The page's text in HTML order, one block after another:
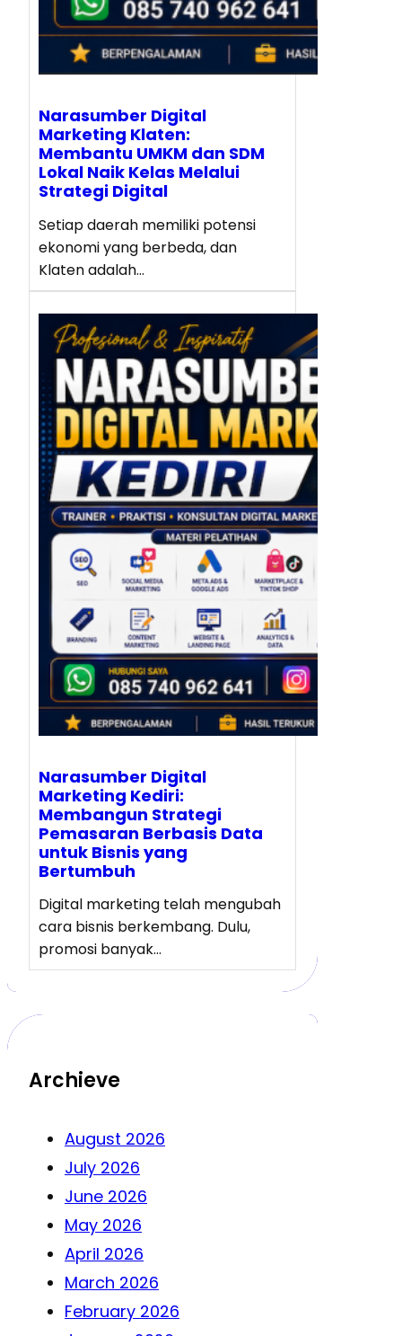
Narasumber Digital
Marketing Klaten:
Membantu UMKM dan SDM
Lokal Naik Kelas Melalui
Strategi Digital
Setiap daerah memiliki potensi
ekonomi yang berbeda, dan
Klaten adalah…
Narasumber Digital
Marketing Kediri:
Membangun Strategi
Pemasaran Berbasis Data
untuk Bisnis yang
Bertumbuh
Digital marketing telah mengubah
cara bisnis berkembang. Dulu,
promosi banyak…
Archieve
August 2026
July 2026
June 2026
May 2026
April 2026
March 2026
February 2026